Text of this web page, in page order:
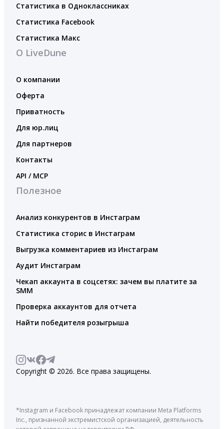
Статистика в Одноклассниках
Статистика Facebook
Статистика Макс
О LiveDune
О компании
Оферта
Приватность
Для юр.лиц
Для партнеров
Контакты
API / MCP
Полезное
Анализ конкурентов в Инстаграм
Статистика сторис в Инстаграм
Выгрузка комментариев из Инстаграм
Аудит Инстаграм
Чекап аккаунта в соцсетях: зачем вы платите за
SMM
Проверка аккаунтов для отчета
Найти победителя розыгрыша
Copyright © 2026. Все права защищены.
*Instagram и Facebook принадлежат компании Meta Platforms
Inc., признанной экстремистской организацией, деятельность